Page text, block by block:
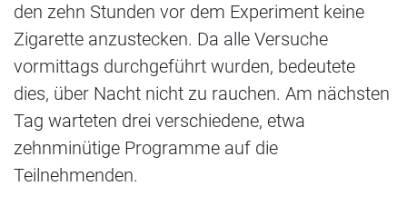
den zehn Stunden vor dem Experiment keine
Zigarette anzustecken. Da alle Versuche
vormittags durchgeführt wurden, bedeutete
dies, über Nacht nicht zu rauchen. Am nächsten
Tag warteten drei verschiedene, etwa
zehnminütige Programme auf die
Teilnehmenden.